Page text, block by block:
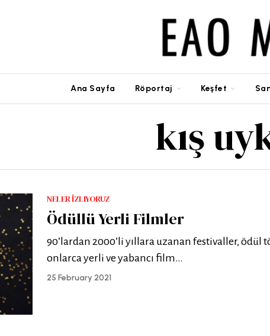
Ana Sayfa Röportaj Keşfet
kış
NELER İZLIYORUZ
Ödüllü Yerli Filmler
90’lardan 2000’li yıllara uzanan festivaller, ödül
onlarca yerli ve yabancı film…
25 February 2021